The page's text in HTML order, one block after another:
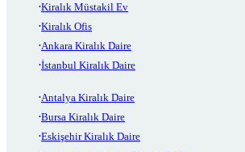
Kiralık Müstakil Ev
Kiralık Ofis
Ankara Kiralık Daire
İstanbul Kiralık Daire
Antalya Kiralık Daire
Bursa Kiralık Daire
Eskişehir Kiralık Daire